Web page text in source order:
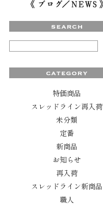
特価商品
スレッドライン再入荷
未分類
定番
新商品
お知らせ
再入荷
スレッドライン新商品
職人